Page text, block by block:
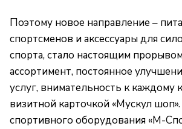
Поэтому новое направление –
спортсменов и аксессуары для
спорта, стало настоящим
ассортимент, постоянное
услуг, внимательность к каждому
визитной карточкой «Мускул
спортивного оборудования «М-